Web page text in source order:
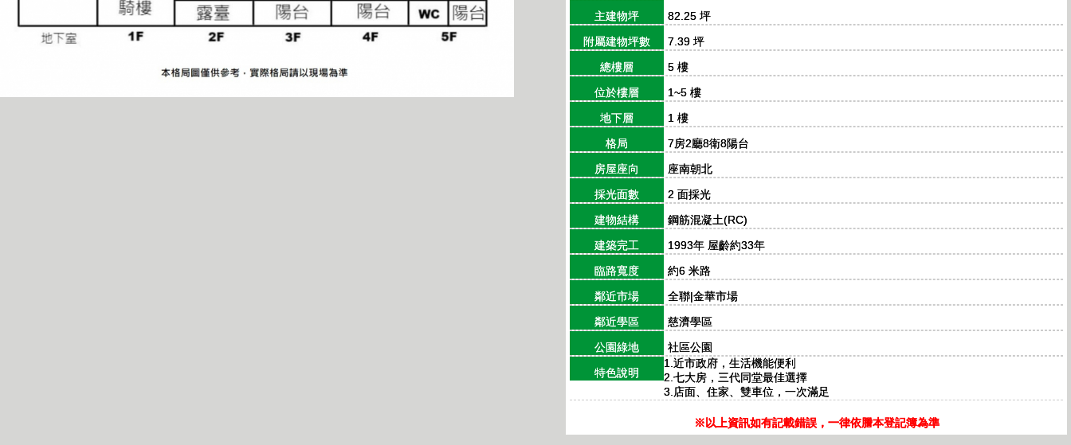
主建物坪
82.25 坪
附屬建物坪數
7.39 坪
總樓層
5 樓
位於樓層
1~5 樓
地下層
1 樓
格局
7房2廳8衛8陽台
房屋座向
座南朝北
採光面數
2 面採光
建物結構
鋼筋混凝土(RC)
建築完工
1993年 屋齡約33年
臨路寬度
約6 米路
鄰近市場
全聯|金華市場
鄰近學區
慈濟學區
公園綠地
社區公園
特色說明
1.近市政府，生活機能便利
2.七大房，三代同堂最佳選擇
3.店面、住家、雙車位，一次滿足
※以上資訊如有記載錯誤，一律依謄本登記簿為準